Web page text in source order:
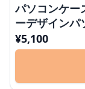
パソコンケー
ーデザインパ
勤 通学 出張
¥5,100